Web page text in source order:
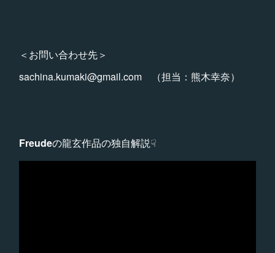
＜お問い合わせ先＞
sachina.kumaki@gmail.com （担当：熊木幸奈）
Freudeの龍玄作品の独自解説☟